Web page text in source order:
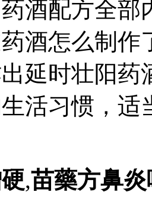
酒配方全
酒怎么制
延时壮阳药
活习惯，
,苗藥方鼻